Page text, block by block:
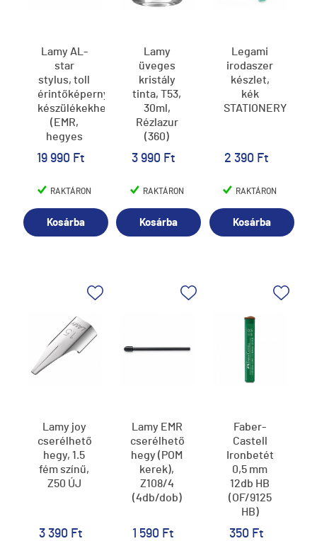
Lamy AL-
star
stylus, toll
érintőképernyős
készülékekhez
(EMR,
hegyes
PC/EL
heggyel),
19 990 Ft
RAKTÁRON
Kosárba
Lamy
üveges
kristály
tinta, T53,
30ml,
Rézlazur
(360)
3 990 Ft
RAKTÁRON
Kosárba
Legami
irodaszer
készlet,
kék
STATIONERY
2 390 Ft
RAKTÁRON
Kosárba
Lamy joy
cserélhető
hegy, 1.5
fém színű,
Z50 ÚJ
3 390 Ft
Lamy EMR
cserélhető
hegy (POM
kerek),
Z108/4
(4db/dob)
1 590 Ft
Faber-
Castell
Ironbetét
0,5 mm
12db HB
(OF/9125
HB)
350 Ft